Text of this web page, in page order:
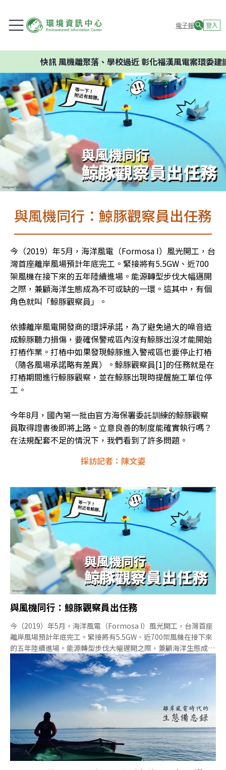
電子報 登入
快訊風機離聚落、學校過近 彰化福漢風電案環委建議不
與風機同行：鯨豚觀察員出任務
今（2019）年5月，海洋風電（Formosa I）風光開工，台
灣首座離岸風場預計年底完工。緊接將有5.5GW、近700
架風機在接下來的五年陸續進場。能源轉型步伐大幅邁開
之際，兼顧海洋生態成為不可或缺的一環。這其中，有個
角色就叫「鯨豚觀察員」。
依據離岸風電開發商的環評承諾，為了避免過大的噪音造
成鯨豚聽力損傷，要確保警戒區內沒有鯨豚出沒才能開始
打樁作業。打樁中如果發現鯨豚進入警戒區也要停止打樁
（隨各風場承諾略有差異）。鯨豚觀察員[1]的任務就是在
打樁期間進行鯨豚觀察，並在鯨豚出現時提醒施工單位停
工。
今年8月，國內第一批由官方海保署委託訓練的鯨豚觀察
員取得證書後即將上路。立意良善的制度能確實執行嗎？
在法規配套不足的情況下，我們看到了許多問題。
採訪記者：陳文姿
與風機同行：鯨豚觀察員出任務
今（2019）年5月，海洋風電（Formosa I）風光開工，台灣首座
離岸風場預計年底完工。緊接將有5.5GW、近700架風機在接下來
的五年陸續進場。能源轉型步伐大幅邁開之際，兼顧海洋生態成為
不可或缺的一環。這其中，有個角色就叫「鯨豚觀察員」。依據離
岸風電開發商的環評承諾，為了避免過大的噪音造成鯨豚聽力損
傷，要確保警戒區內沒有鯨豚出沒才能開始打樁作業。打樁中如果
發現鯨豚進入警戒區也要停止打樁（隨各風場承諾略有差異）。鯨
豚觀察員[1]的任務就是在打樁期間進行鯨豚觀察，並在鯨豚出現
時提醒施工單位停工。今年8月，國內第一批由官方海保署委託訓
練的鯨豚觀察員取得證書後即將上路。立意良善的制度能確實執行
嗎？在法規配套不足的情況下，我們看到了許多問題。【與風機同
行：鯨豚觀察員出任務】（一）鯨豚觀察員是如何煉成的 我國首
批官方訓練結業 考照、實戰海陸都來 （二）離岸風電搶開工 鯨豚